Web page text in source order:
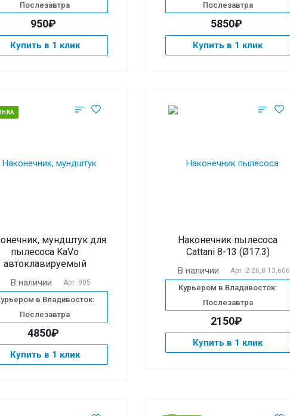
Послезавтра
950₽
Купить в 1 клик
Послезавтра
5850₽
Купить в 1 клик
мундштук для
пылесоса KaVo
автоклавируемый
В наличии Арт. 905
в Владивосток:
Послезавтра
4850₽
Купить в 1 клик
Наконечник пылесоса
Cattani 8-13 (Ø17.3)
В наличии Арт. 2-26,8-13,606
Курьером в Владивосток:
Послезавтра
2150₽
Купить в 1 клик